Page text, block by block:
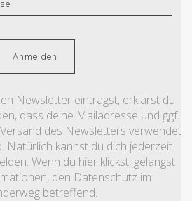
Newsletter einträgst, erklärst du
dass deine Mailadresse und ggf.
des Newsletters verwendet
Natürlich kannst du dich jederzeit
Wenn du hier klickst, gelangst
den Datenschutz im
betreffend.